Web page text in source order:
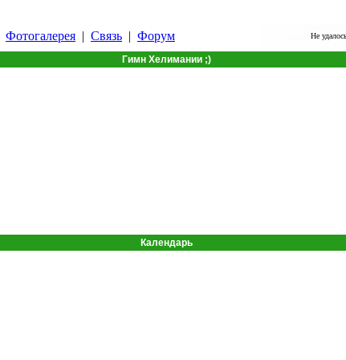
Фотогалерея | Связь | Форум
Информация
Не
Гимн Хелимании ;)
Календарь